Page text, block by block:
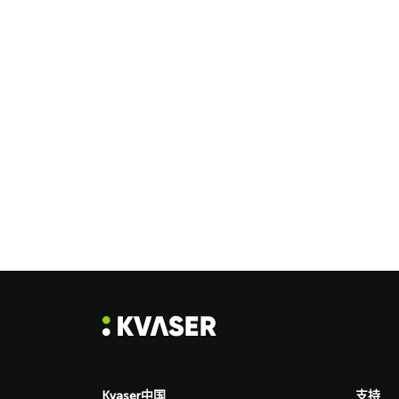
Kvaser中国 支持